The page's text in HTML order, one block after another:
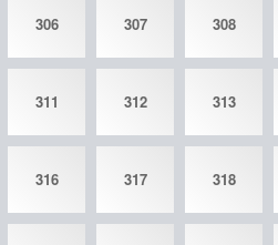
306 307 308
311 312 313
316 317 318